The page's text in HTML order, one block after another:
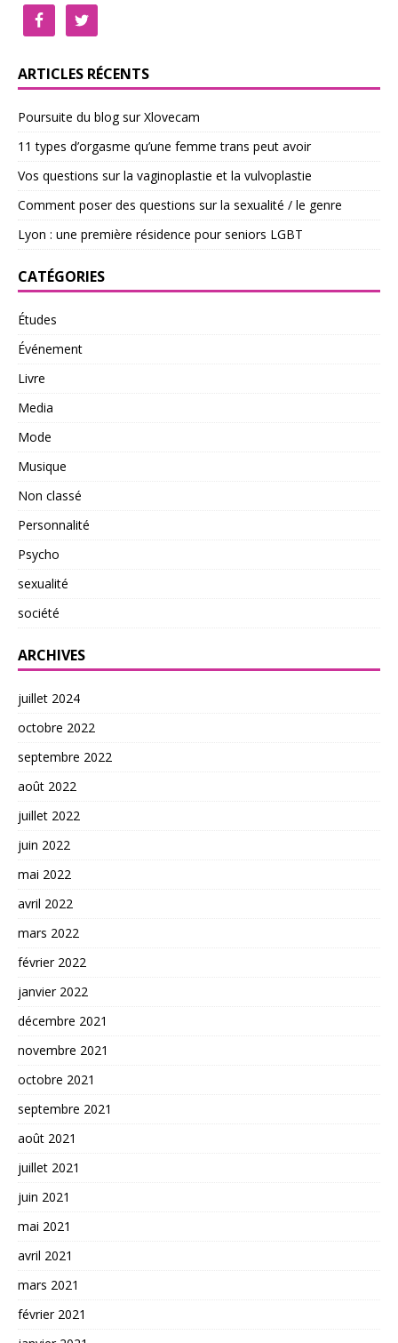
ARTICLES RÉCENTS
Poursuite du blog sur Xlovecam
11 types d’orgasme qu’une femme trans peut avoir
Vos questions sur la vaginoplastie et la vulvoplastie
Comment poser des questions sur la sexualité / le genre
Lyon : une première résidence pour seniors LGBT
CATÉGORIES
Études
Événement
Livre
Media
Mode
Musique
Non classé
Personnalité
Psycho
sexualité
société
ARCHIVES
juillet 2024
octobre 2022
septembre 2022
août 2022
juillet 2022
juin 2022
mai 2022
avril 2022
mars 2022
février 2022
janvier 2022
décembre 2021
novembre 2021
octobre 2021
septembre 2021
août 2021
juillet 2021
juin 2021
mai 2021
avril 2021
mars 2021
février 2021